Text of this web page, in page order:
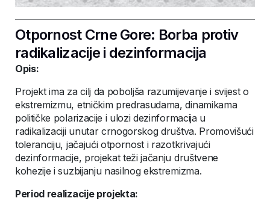
Otpornost Crne Gore: Borba protiv
radikalizacije i dezinformacija
Opis:
Projekt ima za cilj da poboljša razumijevanje i svijest o
ekstremizmu, etničkim predrasudama, dinamikama
političke polarizacije i ulozi dezinformacija u
radikalizaciji unutar crnogorskog društva. Promovišući
toleranciju, jačajući otpornost i razotkrivajući
dezinformacije, projekat teži jačanju društvene
kohezije i suzbijanju nasilnog ekstremizma.
Period realizacije projekta: